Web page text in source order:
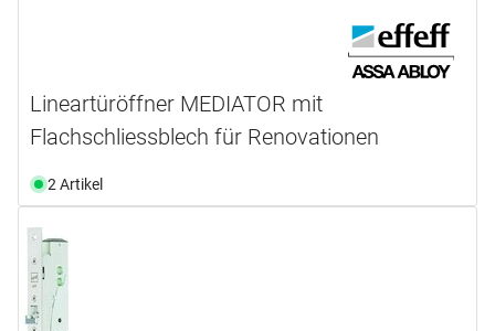
Lineartüröffner MEDIATOR mit
Flachschliessblech für Renovationen
2 Artikel